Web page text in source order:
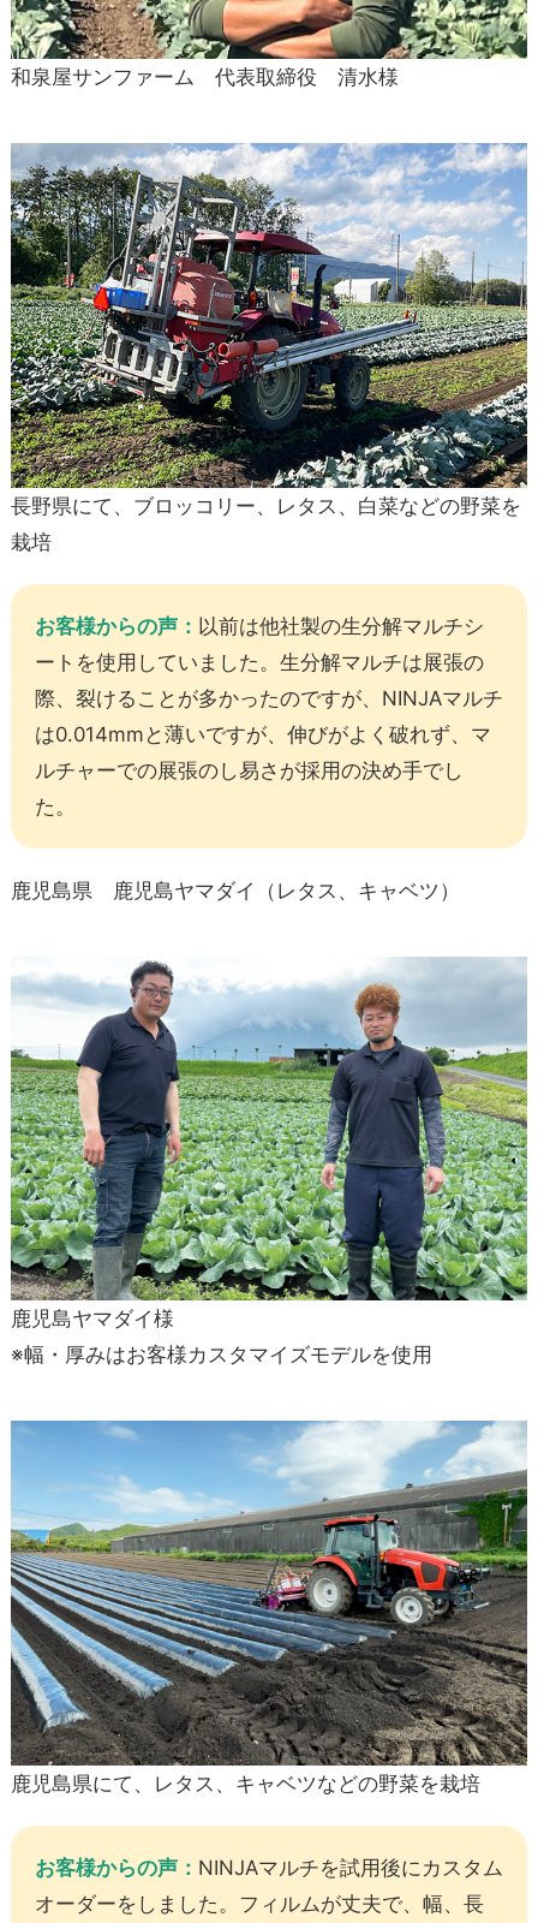
和泉屋サンファーム 代表取締役 清水様
長野県にて、ブロッコリー、レタス、白菜などの野菜を
栽培
お客様からの声： 以前は他社製の生分解マルチシ
ートを使用していました。生分解マルチは展張の
際、裂けることが多かったのですが、NINJAマルチ
は0.014mmと薄いですが、伸びがよく破れず、マ
ルチャーでの展張のし易さが採用の決め手でし
た。
鹿児島県 鹿児島ヤマダイ（レタス、キャベツ）
鹿児島ヤマダイ様
※幅・厚みはお客様カスタマイズモデルを使用
鹿児島県にて、レタス、キャベツなどの野菜を栽培
お客様からの声： NINJAマルチを試用後にカスタム
オーダーをしました。フィルムが丈夫で、幅、長